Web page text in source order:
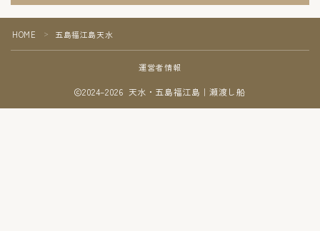
HOME ＞ 五島福江島天水
運営者情報
2024–2026 天水・五島福江島｜瀬渡し船